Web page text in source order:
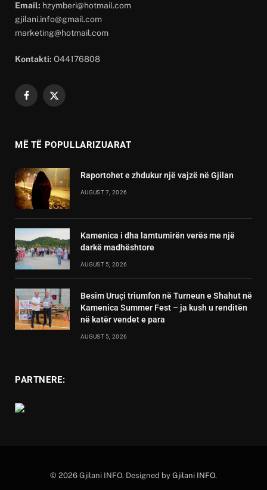
Email: hzymberi@hotmail.com
gjilani.info@gmail.com
marketing@hotmail.com
Kontakti: O44176808
Facebook
X
MË TË POPULLARIZUARAT
Raportohet e zhdukur një vajzë në Gjilan
AUGUST 7, 2026
Kamenica i dha lamtumirën verës me një
darkë madhështore
AUGUST 5, 2026
Besim Uruçi triumfon në Turneun e Shahut në
Kamenica Summer Fest – ja kush u renditën
në katër vendet e para
AUGUST 5, 2026
PARTNERE:
© 2026 Gjilani INFO. Designed by Gjilani INFO.